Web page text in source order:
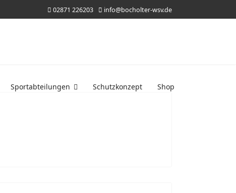
02871 226203 info@bocholter-wsv.de
Sportabteilungen Schutzkonzept Shop